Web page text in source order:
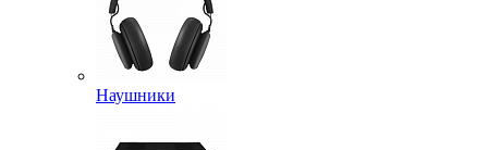
Наушники